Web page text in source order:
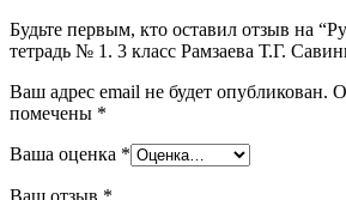
Будьте первым, кто оставил отзыв на
тетрадь № 1. 3 класс Рамзаева Т.Г.
Ваш адрес email не будет опубликован.
помечены *
Ваша оценка *
Ваш отзыв *